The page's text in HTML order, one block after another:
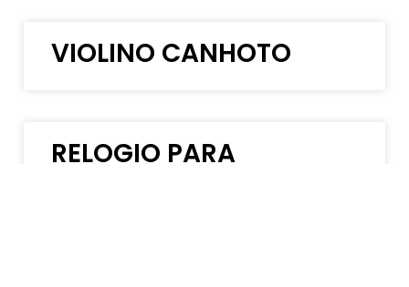
VIOLINO CANHOTO
RELOGIO PARA